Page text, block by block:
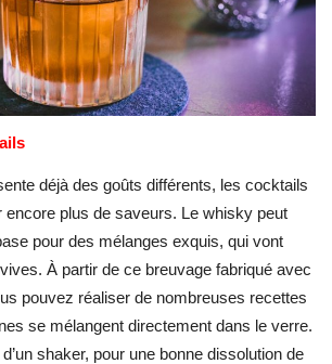
déjà des goûts différents, les cocktails
encore plus de saveurs. Le whisky peut
pour des mélanges exquis, qui vont
À partir de ce breuvage fabriqué avec
pouvez réaliser de nombreuses recettes
se mélangent directement dans le verre.
shaker, pour une bonne dissolution de